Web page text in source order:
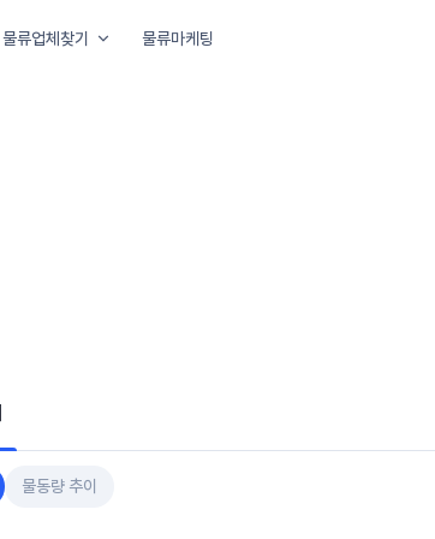
물류업체찾기 물류마케팅
물동량 추이